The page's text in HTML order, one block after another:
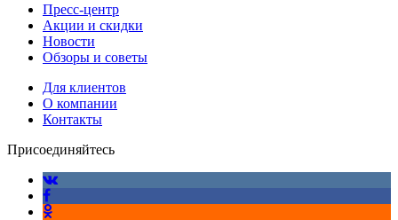
Пресс-центр
Акции и скидки
Новости
Обзоры и советы
Для клиентов
О компании
Контакты
Присоединяйтесь